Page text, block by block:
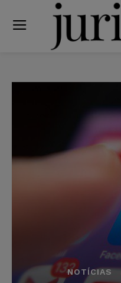
NOTÍCIAS